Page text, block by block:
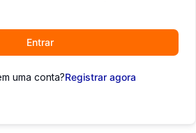
Entrar
uma conta?Registrar agora